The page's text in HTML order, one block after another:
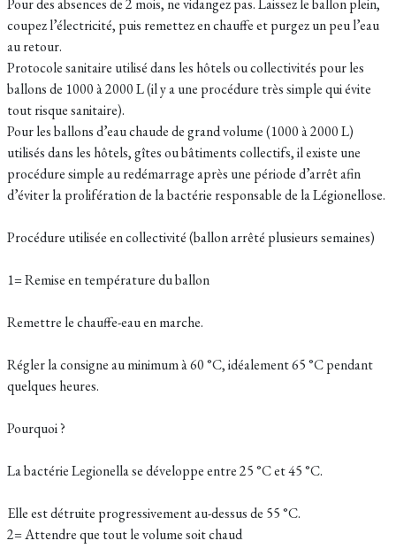
Pour des absences de 2 mois, ne vidangez pas. Laissez le ballon plein,
coupez l’électricité, puis remettez en chauffe et purgez un peu l’eau
au retour.
Protocole sanitaire utilisé dans les hôtels ou collectivités pour les
ballons de 1000 à 2000 L (il y a une procédure très simple qui évite
tout risque sanitaire).
Pour les ballons d’eau chaude de grand volume (1000 à 2000 L)
utilisés dans les hôtels, gîtes ou bâtiments collectifs, il existe une
procédure simple au redémarrage après une période d’arrêt afin
d’éviter la prolifération de la bactérie responsable de la Légionellose.
Procédure utilisée en collectivité (ballon arrêté plusieurs semaines)
1= Remise en température du ballon
Remettre le chauffe-eau en marche.
Régler la consigne au minimum à 60 °C, idéalement 65 °C pendant
quelques heures.
Pourquoi ?
La bactérie Legionella se développe entre 25 °C et 45 °C.
Elle est détruite progressivement au-dessus de 55 °C.
2= Attendre que tout le volume soit chaud